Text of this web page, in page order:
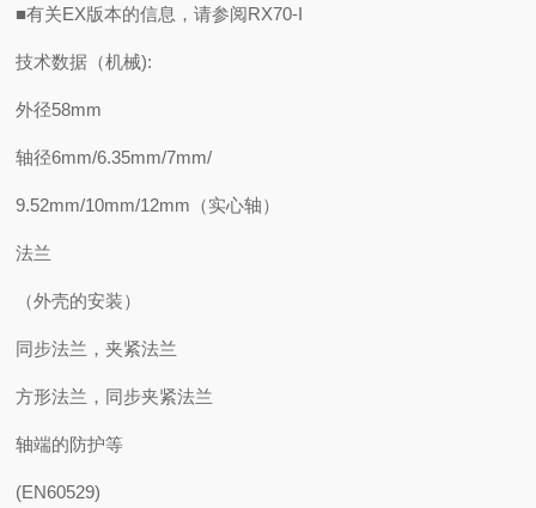
■有关EX版本的信息，请参阅RX70-I
技术数据（机械):
外径58mm
轴径6mm/6.35mm/7mm/
9.52mm/10mm/12mm（实心轴）
法兰
（外壳的安装）
同步法兰，夹紧法兰
方形法兰，同步夹紧法兰
轴端的防护等
(EN60529)